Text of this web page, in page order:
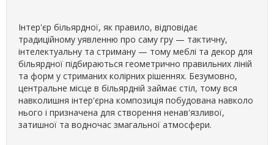
Інтер'єр більярдної, як правило, відповідає
традиційному уявленню про саму гру — тактичну,
інтелектуальну та стриману — тому меблі та декор для
більярдної підбираються геометрично правильних ліній
та форм у стриманих колірних рішеннях. Безумовно,
центральне місце в більярдній займає стіл, тому вся
навколишня інтер'єрна композиція побудована навколо
нього і призначена для створення ненав'язливої,
затишної та водночас змагальної атмосфери.